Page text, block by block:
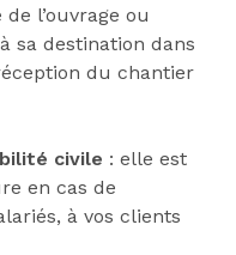
l’ouvrage ou
sa destination dans
du chantier
civile : elle est
en cas de
à vos clients